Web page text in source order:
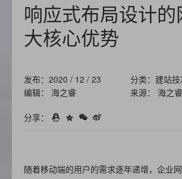
响应式布局设计的
大核心优势
发布：2020 / 12 / 23
分类：建站
编辑： 海之睿
来源： 海之睿
分享：
随着移动端的用户的需求逐年递增，企业